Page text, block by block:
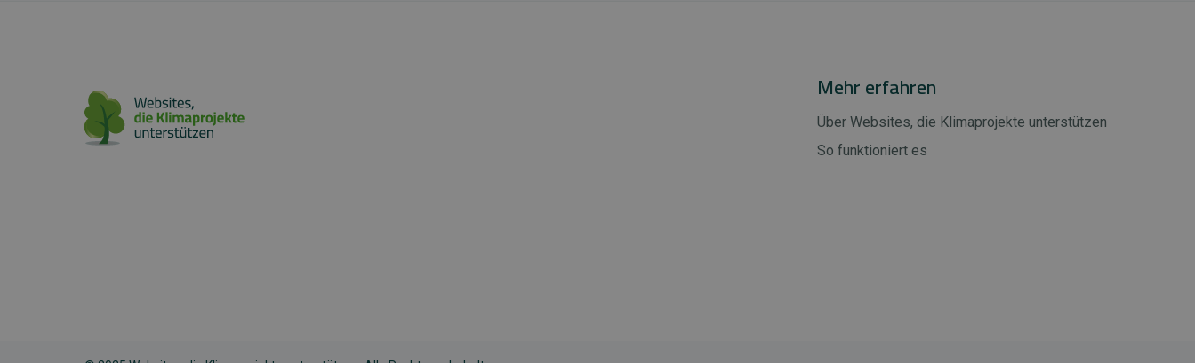
Mehr erfahren
Über Websites, die Klimaprojekte unterstützen
So funktioniert es